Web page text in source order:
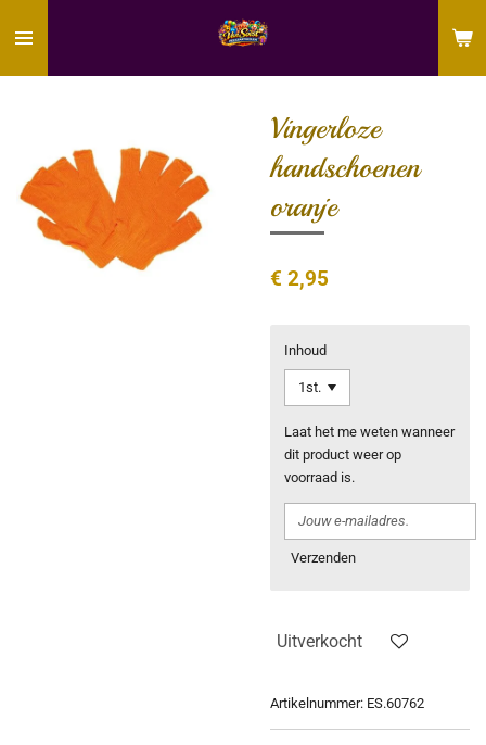
direct
Vingerloze
handschoenen
oranje
€ 2,95
Inhoud
Laat het me weten wanneer
dit product weer op
voorraad is.
Verzenden
Uitverkocht
Artikelnummer: ES.60762